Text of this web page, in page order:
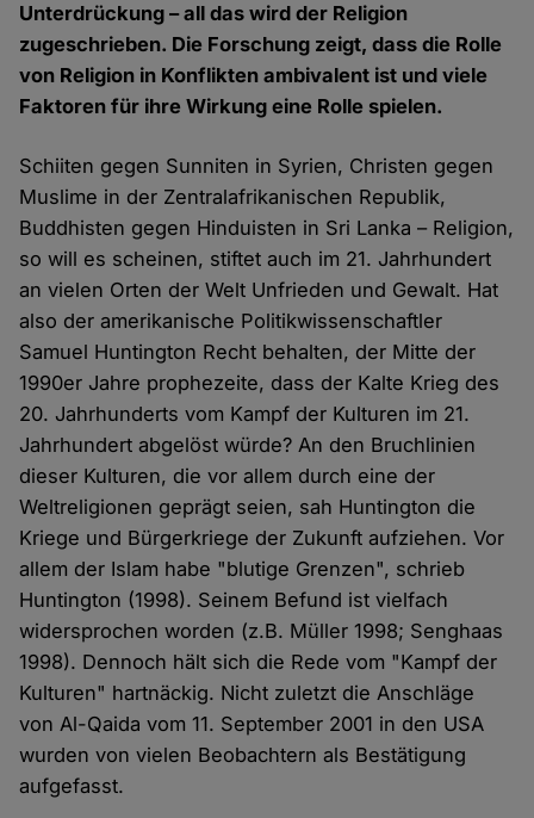
Unterdrückung – all das wird der Religion
zugeschrieben. Die Forschung zeigt, dass die Rolle
von Religion in Konflikten ambivalent ist und viele
Faktoren für ihre Wirkung eine Rolle spielen.
Schiiten gegen Sunniten in Syrien, Christen gegen
Muslime in der Zentralafrikanischen Republik,
Buddhisten gegen Hinduisten in Sri Lanka – Religion,
so will es scheinen, stiftet auch im 21. Jahrhundert
an vielen Orten der Welt Unfrieden und Gewalt. Hat
also der amerikanische Politikwissenschaftler
Samuel Huntington Recht behalten, der Mitte der
1990er Jahre prophezeite, dass der Kalte Krieg des
20. Jahrhunderts vom Kampf der Kulturen im 21.
Jahrhundert abgelöst würde? An den Bruchlinien
dieser Kulturen, die vor allem durch eine der
Weltreligionen geprägt seien, sah Huntington die
Kriege und Bürgerkriege der Zukunft aufziehen. Vor
allem der Islam habe "blutige Grenzen", schrieb
Huntington (1998). Seinem Befund ist vielfach
widersprochen worden (z.B. Müller 1998; Senghaas
1998). Dennoch hält sich die Rede vom "Kampf der
Kulturen" hartnäckig. Nicht zuletzt die Anschläge
von Al-Qaida vom 11. September 2001 in den USA
wurden von vielen Beobachtern als Bestätigung
aufgefasst.